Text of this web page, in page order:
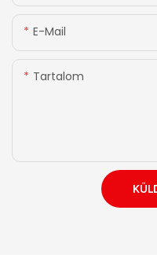
E-Mail
Tartalom